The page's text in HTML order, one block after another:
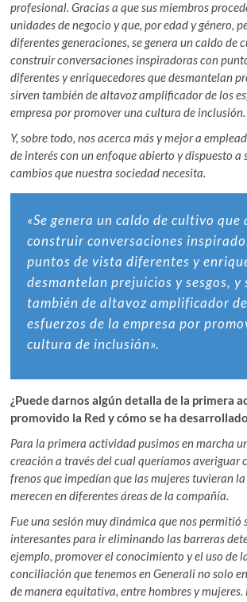
profesional. Gracias a que sus miembros
unidades de negocio y que, por edad y género,
diferentes generaciones, se genera un caldo de
construir conversaciones inspiradoras con
diferentes y enriquecedores que desmantelan
sirven también de altavoz amplificador de los
empresa por promover una cultura de inclusión.
Y, sobre todo, nos acerca más y mejor a
de interés con un enfoque abierto y dispuesto a
cambios que nuestra sociedad necesita.
«Se genera un caldo de cultivo que
construir conversaciones
puntos de vista diferentes y
desmantelan prejuicios y sesgos, y
también de altavoz amplificador
esfuerzos de la empresa por
cultura de inclusión».
¿Puede darnos algún detalla de la primera
promovido la Red y cómo se ha
Para la primera actividad pusimos en marcha
creación a través del cual queríamos averiguar
frenos que impedían que las mujeres tuvieran
merecen en diferentes áreas de la compañía.
Fue una sesión muy dinámica que nos permitió
interesantes para ir eliminando las barreras
ejemplo, promover el conocimiento y el uso de
conciliación que tenemos en Generali no solo
de manera equitativa, entre hombres y mujeres.